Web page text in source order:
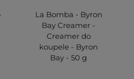
La Bomba - Byron
Bay Creamer -
Creamer do
koupele - Byron
Bay - 50 g